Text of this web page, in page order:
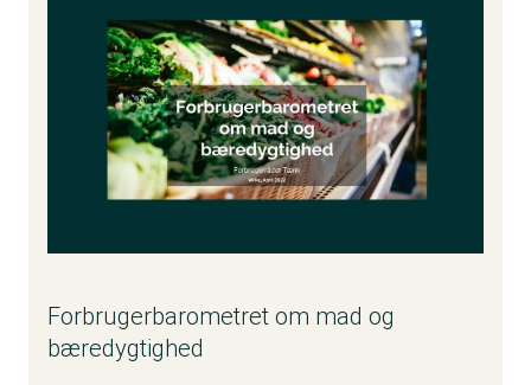
Forbrugerbarometret om mad og
bæredygtighed